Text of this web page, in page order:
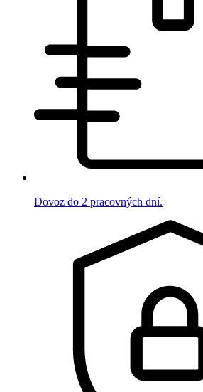
Dovoz do 2 pracovných dní.